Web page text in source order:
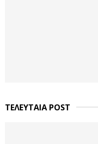
ΤΕΛΕΥΤΑΙΑ POST